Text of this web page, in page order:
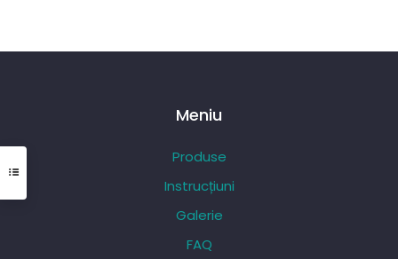
Meniu
Produse
Instrucțiuni
Galerie
FAQ